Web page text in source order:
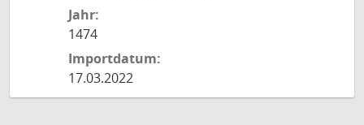
Jahr:
1474
Importdatum:
17.03.2022